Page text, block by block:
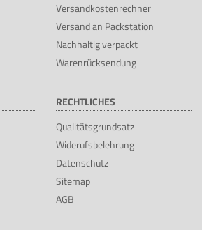
Versandkostenrechner
Versand an Packstation
Nachhaltig verpackt
Warenrücksendung
RECHTLICHES
Qualitätsgrundsatz
Widerufsbelehrung
Datenschutz
Sitemap
AGB